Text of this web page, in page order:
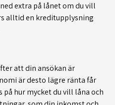
extra på lånet om du vill
alltid en kreditupplysning
att din ansökan är
är desto lägre ränta får
på hur mycket du vill låna och